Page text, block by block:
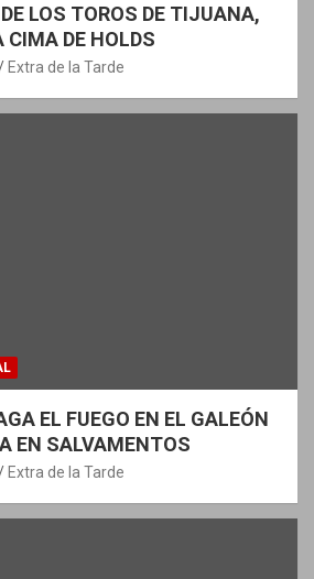
LOS TOROS DE TIJUANA,
CIMA DE HOLDS
Extra de la Tarde
EL FUEGO EN EL GALEÓN
EN SALVAMENTOS
Extra de la Tarde